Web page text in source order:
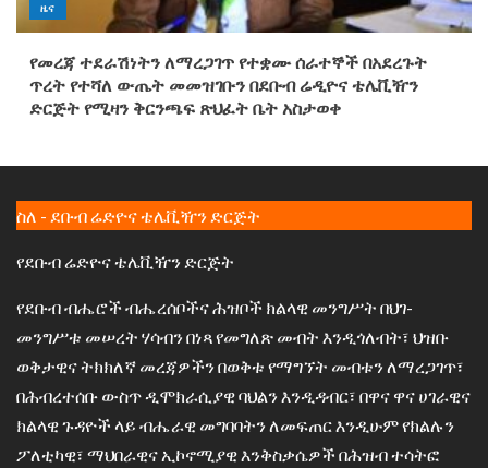
ዜና
የመረጃ ተደራሽነትን ለማረጋገጥ የተቋሙ ሰራተኞች በአደረጉት
ጥረት የተሻለ ውጤት መመዝገቡን በደቡብ ሬዲዮና ቴሌቪዥን
ድርጅት የሚዛን ቅርንጫፍ ጽህፈት ቤት አስታወቀ
ስለ - ደቡብ ሬድዮና ቴሌቪዥን ድርጅት
የደቡብ ሬድዮና ቴሌቪዥን ድርጅት
የደቡብ ብሔሮች ብሔረሰቦችና ሕዝቦች ክልላዊ መንግሥት በህገ-
መንግሥቱ መሠረት ሃሳብን በነጻ የመግለጽ መብት እንዲጎለብት፣ ህዝቡ
ወቅታዊና ትክክለኛ መረጃዎችን በወቅቱ የማግኘት መብቱን ለማረጋገጥ፣
በሕብረተሰቡ ውስጥ ዲሞክራሲያዊ ባህልን እንዲዳብር፣ በዋና ዋና ሀገራዊና
ክልላዊ ጉዳዮች ላይ ብሔራዊ መግባባትን ለመፍጠር እንዲሁም የክልሉን
ፖለቲካዊ፣ ማህበራዊና ኢኮኖሚያዊ እንቅስቃሴዎች በሕዝብ ተሳትፎ